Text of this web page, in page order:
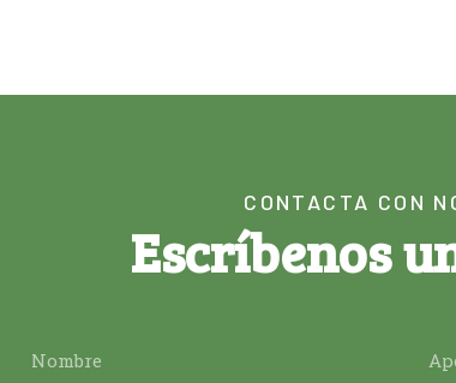
CONTACTA CON
Escríbenos